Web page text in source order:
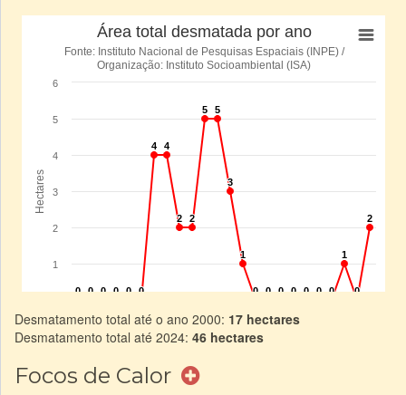
Desmatamento total até o ano 2000: 17 hectares
Desmatamento total até 2024: 46 hectares
Focos de Calor